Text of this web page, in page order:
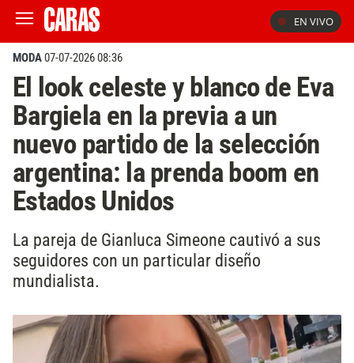
EN VIVO
MODA07-07-2026 08:36
El look celeste y blanco de Eva
Bargiela en la previa a un
nuevo partido de la selección
argentina: la prenda boom en
Estados Unidos
La pareja de Gianluca Simeone cautivó a sus
seguidores con un particular diseño
mundialista.